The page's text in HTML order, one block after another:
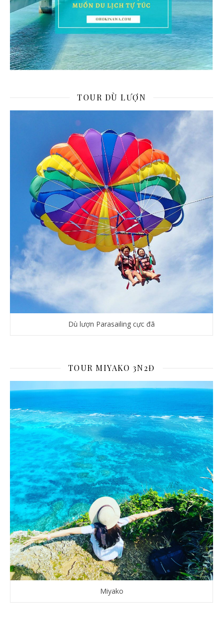
TOUR DÙ LƯỢN
Dù lượn Parasailing cực đã
TOUR MIYAKO 3N2Đ
Miyako